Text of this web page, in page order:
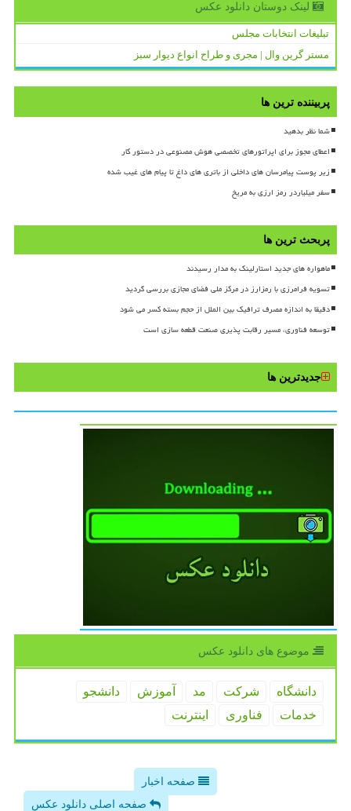
لینک دوستان دانلود عكس
تبلیغات انتخابات مجلس
مستر گرین وال | مجری و طراح انواع دیوار سبز
پربیننده ترین ها
شما نظر بدهید
اعطای مجوز برای اپراتورهای تخصصی هوش مصنوعی در دستور کار
زیر پوست پیامرسان های داخلی از باتری های داغ تا پیام های غیب شده
سفر میلیاردر رمز ارزی به مریخ
پربحث ترین ها
ماهواره های جدید استارلینک به مدار رسیدند
تسویه فرامرزی با رمزارز در مرکز ملی فضای مجازی بررسی گردید
دقیقا به اندازه مصرف ترافیک بین الملل از حجم بسته کسر می شود
توسعه فناوری، مسیر رقابت پذیری صنعت قطعه سازی است
جدیدترین ها
موضوع های دانلود عكس
دانشگاه شركت مد آموزش
دانشجو
خدمات
فناوری اینترنت
صفحه اخبار
صفحه اصلی دانلود عکس